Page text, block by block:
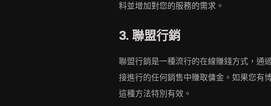
料並增加對您的服務的需求。
3. 聯盟行銷
聯盟行銷是一種流行的在線賺錢方式，通
接進行的任何銷售中賺取傭金。如果您有
這種方法特別有效。